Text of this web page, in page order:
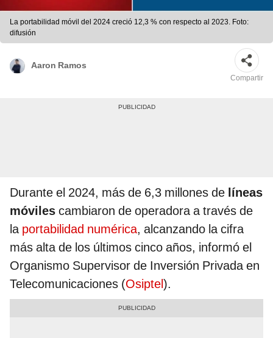
La portabilidad móvil del 2024 creció 12,3 % con respecto al 2023. Foto:
difusión
Aaron Ramos
Compartir
Durante el 2024, más de 6,3 millones de líneas
móviles cambiaron de operadora a través de
la portabilidad numérica, alcanzando la cifra
más alta de los últimos cinco años, informó el
Organismo Supervisor de Inversión Privada en
Telecomunicaciones (Osiptel).